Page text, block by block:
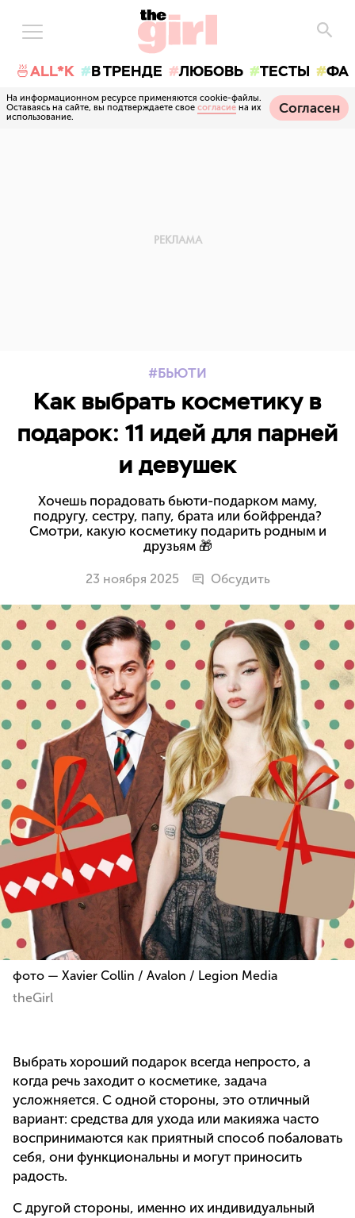
🍜ALL*K В ТРЕНДЕ ЛЮБОВЬ ТЕСТЫ
На информационном ресурсе применяются cookie-файлы.
Оставаясь на сайте, вы подтверждаете свое согласие на их
использование.
Согласен
БЬЮТИ
Как выбрать косметику в
подарок: 11 идей для парней
и девушек
Хочешь порадовать бьюти-подарком маму,
подругу, сестру, папу, брата или бойфренда?
Смотри, какую косметику подарить родным и
друзьям 🎁
23 ноября 2025 Обсудить
фото — Xavier Collin / Avalon / Legion Media
theGirl
Выбрать хороший подарок всегда непросто, а
когда речь заходит о косметике, задача
усложняется. С одной стороны, это отличный
вариант: средства для ухода или макияжа часто
воспринимаются как приятный способ побаловать
себя, они функциональны и могут приносить
радость.
С другой стороны, именно их индивидуальный